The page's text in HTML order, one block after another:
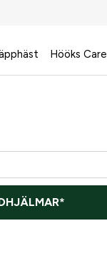
Hööks Care